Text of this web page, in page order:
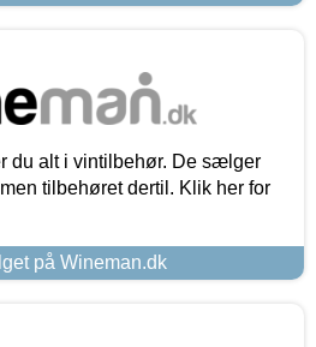
du alt i vintilbehør. De sælger
tilbehøret dertil. Klik her for
på Wineman.dk